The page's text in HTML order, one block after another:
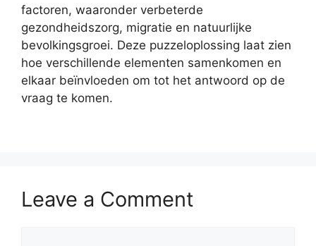
factoren, waaronder verbeterde
gezondheidszorg, migratie en natuurlijke
bevolkingsgroei. Deze puzzeloplossing laat zien
hoe verschillende elementen samenkomen en
elkaar beïnvloeden om tot het antwoord op de
vraag te komen.
Leave a Comment